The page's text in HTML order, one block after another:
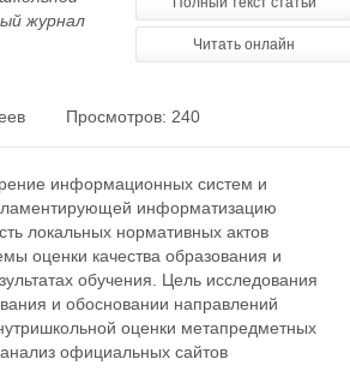
журнал
Читать онлайн
Просмотров: 240
информационных систем и
информатизацию
локальных нормативных актов
оценки качества образования и
обучения. Цель исследования
и обосновании направлений
оценки метапредметных
официальных сайтов